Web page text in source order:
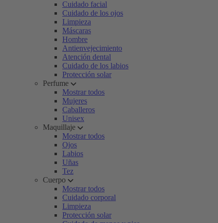
Cuidado facial
Cuidado de los ojos
Limpieza
Máscaras
Hombre
Antienvejecimiento
Atención dental
Cuidado de los labios
Protección solar
Perfume
Mostrar todos
Mujeres
Caballeros
Unisex
Maquillaje
Mostrar todos
Ojos
Labios
Uñas
Tez
Cuerpo
Mostrar todos
Cuidado corporal
Limpieza
Protección solar